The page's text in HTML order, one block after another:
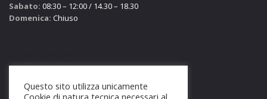
Sabato: 08:30 – 12:00 / 14.30 – 18.30
Domenica: Chiuso
Questo sito utilizza unicamente